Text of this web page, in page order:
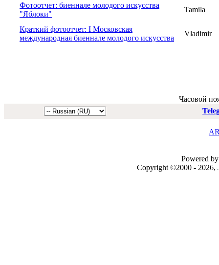
Фотоотчет: биеннале молодого искусства
"Яблоки"
Tamila
Краткий фотоотчет: I Московская
международная биеннале молодого искусства
Vladimir
Часовой
Powered
Copyright ©2000 - 2026,